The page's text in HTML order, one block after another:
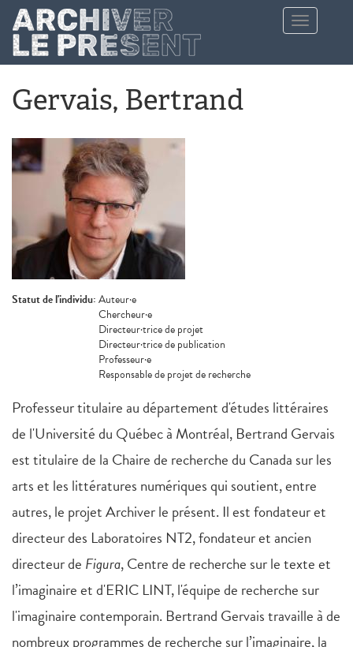
Aller au contenu principal
Toggle
navigation
Gervais, Bertrand
Statut de l'individu:Auteur·e
Chercheur·e
Directeur·trice de projet
Directeur·trice de publication
Professeur·e
Responsable de projet de recherche
Professeur titulaire au département d'études littéraires
de l'Université du Québec à Montréal, Bertrand Gervais
est titulaire de la Chaire de recherche du Canada sur les
arts et les littératures numériques qui soutient, entre
autres, le projet Archiver le présent. Il est fondateur et
directeur des Laboratoires NT2, fondateur et ancien
directeur de Figura, Centre de recherche sur le texte et
l’imaginaire et d'ERIC LINT, l'équipe de recherche sur
l'imaginaire contemporain. Bertrand Gervais travaille à de
nombreux programmes de recherche sur l’imaginaire, la